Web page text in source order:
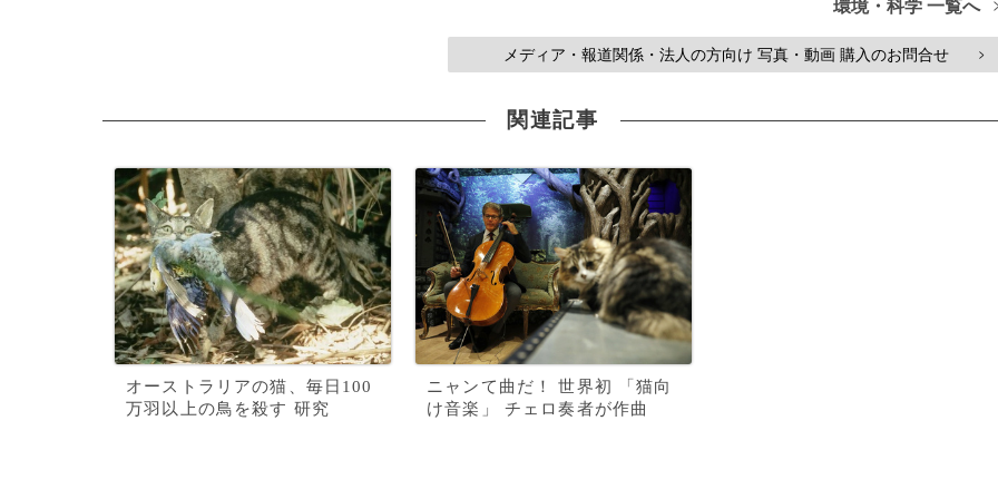
環境・科学 一覧へ
メディア・報道関係・法人の方向け 写真・動画 購入のお問合せ >
関連記事
オーストラリアの猫、毎日100
万羽以上の鳥を殺す 研究
ニャンて曲だ！ 世界初 「猫向
け音楽」 チェロ奏者が作曲